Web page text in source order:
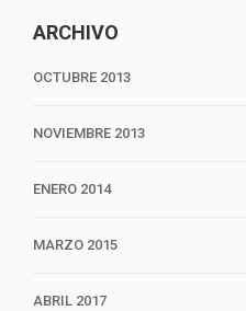
ARCHIVO
OCTUBRE 2013
NOVIEMBRE 2013
ENERO 2014
MARZO 2015
ABRIL 2017